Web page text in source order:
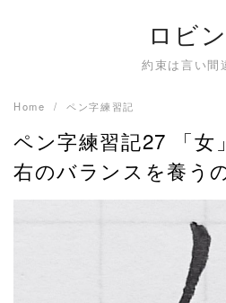
ロビ
約束は言い間
Home ペン字練習記
ペン字練習記27 「女
右のバランスを養う